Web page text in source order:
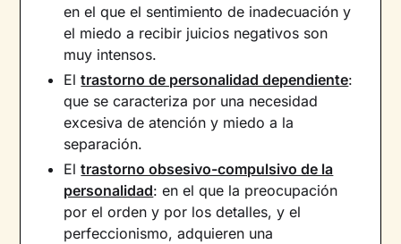
en el que el sentimiento de inadecuación y
el miedo a recibir juicios negativos son
muy intensos.
Eltrastorno de personalidad dependiente:
que se caracteriza por una necesidad
excesiva de atención y miedo a la
separación.
Eltrastorno obsesivo-compulsivo de la
personalidad: en el que la preocupación
por el orden y por los detalles, y el
perfeccionismo, adquieren una